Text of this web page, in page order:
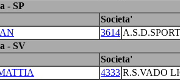
- SP
Societa'
3614
- SV
Societa'
4333 R.S.VADO